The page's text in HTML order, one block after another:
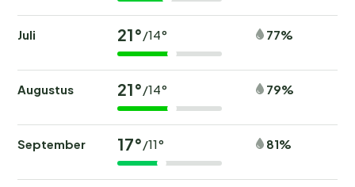
Juli 21°/14° 77%
Augustus 21°/14° 79%
September 17°/11° 81%